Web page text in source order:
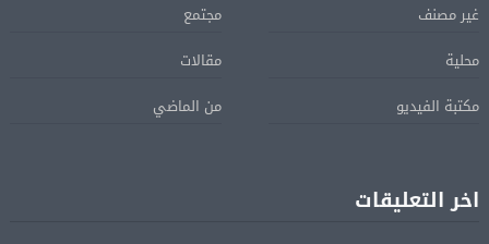
غير مصنف
مجتمع
محلية
مقالات
مكتبة الفيديو
من الماضي
اخر التعليقات